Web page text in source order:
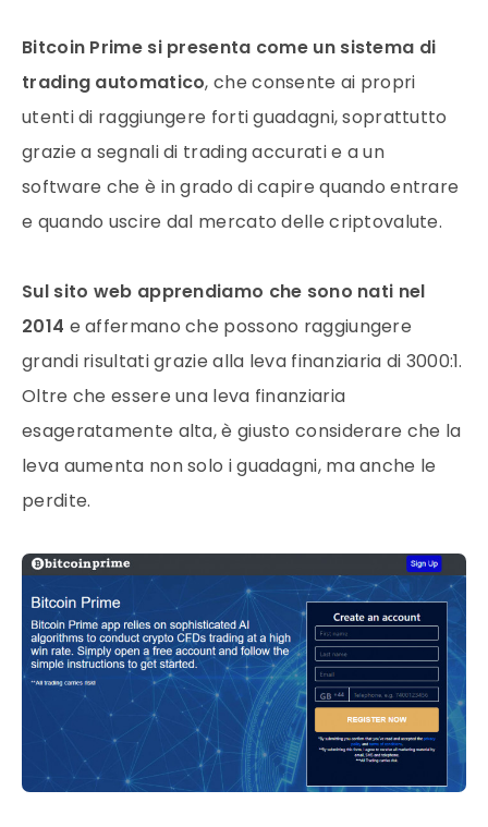
Bitcoin Prime si presenta come un sistema di
trading automatico, che consente ai propri
utenti di raggiungere forti guadagni, soprattutto
grazie a segnali di trading accurati e a un
software che è in grado di capire quando entrare
e quando uscire dal mercato delle criptovalute.
Sul sito web apprendiamo che sono nati nel
2014 e affermano che possono raggiungere
grandi risultati grazie alla leva finanziaria di 3000:1.
Oltre che essere una leva finanziaria
esageratamente alta, è giusto considerare che la
leva aumenta non solo i guadagni, ma anche le
perdite.